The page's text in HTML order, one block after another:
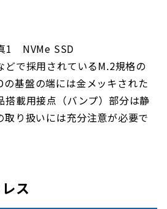
1 NVMe SSD
どで採用されているM.2規格の
の基盤の端には金メッキされた
搭載用接点（バンプ）部分は静
取り扱いには充分注意が必要で
ス